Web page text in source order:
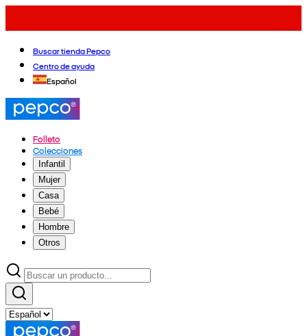
Buscar tienda Pepco
Centro de ayuda
Español
Folleto
Colecciones
Infantil
Mujer
Casa
Bebé
Hombre
Otros